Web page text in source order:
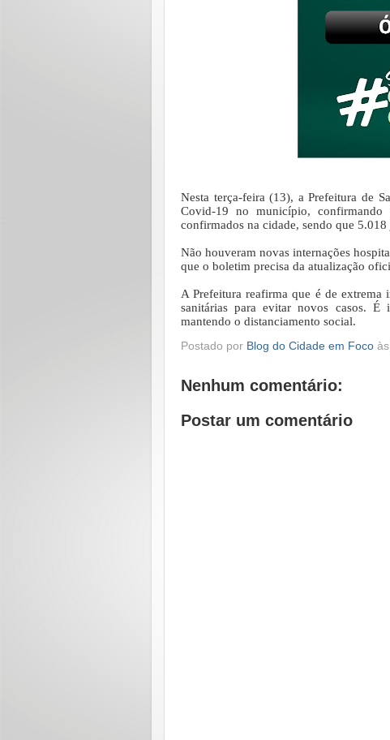
Nesta terça-feira (13), a Prefeitura de
Covid-19 no município,
confirmados na cidade, sendo que 5.018
Não houveram novas internações
que o boletim precisa da atualização
A Prefeitura reafirma que é de extrema
sanitárias para evitar novos casos. É
mantendo o distanciamento social.
Postado por Blog do Cidade em Foco às
Nenhum comentário:
Postar um comentário